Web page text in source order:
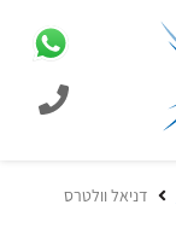
דניאל וולטרס